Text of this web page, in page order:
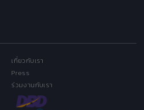
เกี่ยวกับเรา
Press
ร่วมงานกับเรา